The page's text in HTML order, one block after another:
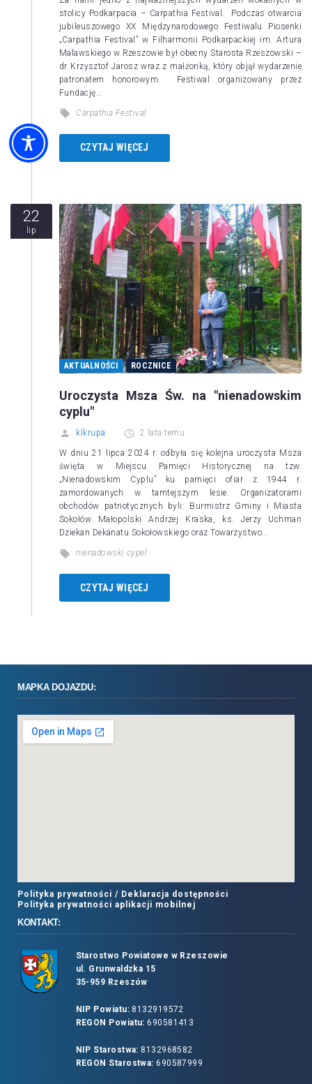
stolicy Podkarpacia – Carpathia Festival. Podczas otwarcia
jubileuszowego XX Międzynarodowego Festiwalu Piosenki
„Carpathia Festival” w Filharmonii Podkarpackiej im. Artura
Malawskiego w Rzeszowie był obecny Starosta Rzeszowski –
dr Krzysztof Jarosz wraz z małżonką, który objął wydarzenie
patronatem honorowym. Festiwal organizowany przez
Fundację…
Carpathia Festival
CZYTAJ WIĘCEJ
22
lip
AKTUALNOŚCI ROCZNICE
Uroczysta Msza Św. na "nienadowskim
cyplu"
klkrupa 2 lata temu
W dniu 21 lipca 2024 r. odbyła się kolejna uroczysta Msza
święta w Miejscu Pamięci Historycznej na tzw.
„Nienadowskim Cyplu” ku pamięci ofiar z 1944 r.
zamordowanych w tamtejszym lesie. Organizatorami
obchodów patriotycznych byli: Burmistrz Gminy i Miasta
Sokołów Małopolski Andrzej Kraska, ks. Jerzy Uchman
Dziekan Dekanatu Sokołowskiego oraz Towarzystwo…
nienadowski cypel
CZYTAJ WIĘCEJ
MAPKA DOJAZDU:
Polityka prywatności / Deklaracja dostępności
Polityka prywatności aplikacji mobilnej
KONTAKT:
Starostwo Powiatowe w Rzeszowie
ul. Grunwaldzka 15
35-959 Rzeszów
NIP Powiatu:8132919572
REGON Powiatu: 690581413
NIP Starostwa: 8132968582
REGON Starostwa: 690587999